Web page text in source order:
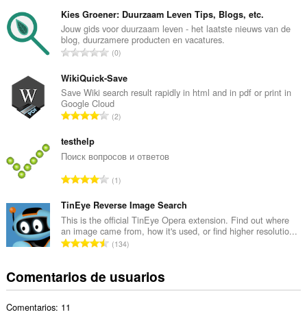
m
e
r
o
o
t
a
e
u
t
u
a
c
o
n
Kies Groener: Duurzaam Leven Tips, Blogs, etc.
Jouw gids voor duurzaam leven - het laatste nieuws van de
blog, duurzamere producten en vacatures.
N
m
e
r
o
t
a
d
e
p
u
t
u
0
WikiQuick-Save
Save Wiki search result rapidly in html and in pdf or print in
Google Cloud
N
e
o
o
t
a
e
p
2
testhelp
Поиск вопросов и ответов
N
m
e
r
o
o
t
1
TinEye Reverse Image Search
This is the official TinEye Opera extension. Find out where
an image came from, how it's used, or find higher resolutio...
N
e
134
Comentarios de usuarios
Comentarios: 11